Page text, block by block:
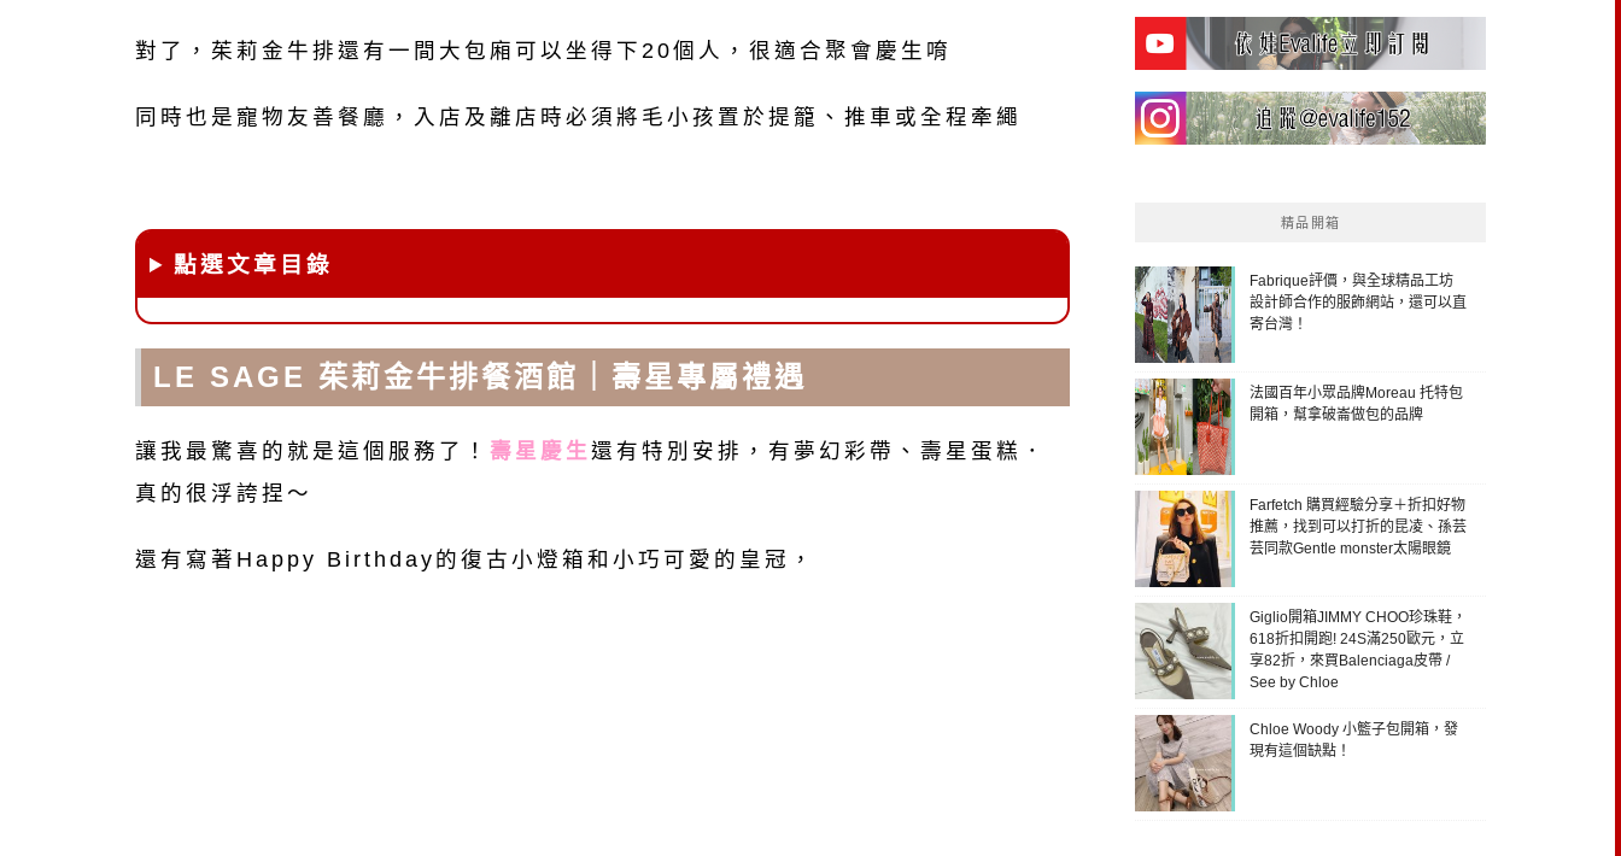
對了，茱莉金牛排還有一間大包廂可以坐得下20個人，很適合聚會慶生唷
同時也是寵物友善餐廳，入店及離店時必須將毛小孩置於提籠、推車或全程牽繩
點選文章目錄
LE SAGE 茱莉金牛排餐酒館｜壽星專屬禮遇
讓我最驚喜的就是這個服務了！ 壽星慶生還有特別安排，有夢幻彩帶、壽星蛋糕．
真的很浮誇捏～
還有寫著Happy Birthday的復古小燈箱和小巧可愛的皇冠，
精品開箱
Fabrique評價，與全球精品工坊
設計師合作的服飾網站，還可以直
寄台灣！
法國百年小眾品牌Moreau 托特包
開箱，幫拿破崙做包的品牌
Farfetch 購買經驗分享＋折扣好物
推薦，找到可以打折的昆凌、孫芸
芸同款Gentle monster太陽眼鏡
Giglio開箱JIMMY CHOO珍珠鞋，
618折扣開跑! 24S滿250歐元，立
享82折，來買Balenciaga皮帶 /
See by Chloe
Chloe Woody 小籃子包開箱，發
現有這個缺點！